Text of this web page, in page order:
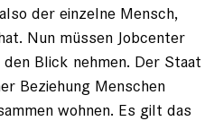
der einzelne Mensch,
Nun müssen Jobcenter
Blick nehmen. Der Staat
Beziehung Menschen
wohnen. Es gilt das